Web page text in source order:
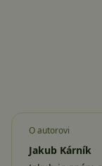
O autorovi
Jakub Kárník